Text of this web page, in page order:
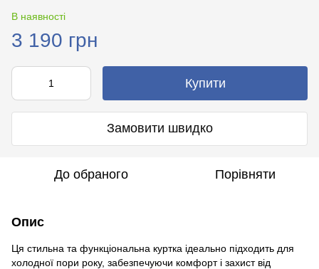
В наявності
3 190 грн
Купити
Замовити швидко
До обраного Порівняти
Опис
Ця стильна та функціональна куртка ідеально підходить для
холодної пори року, забезпечуючи комфорт і захист від